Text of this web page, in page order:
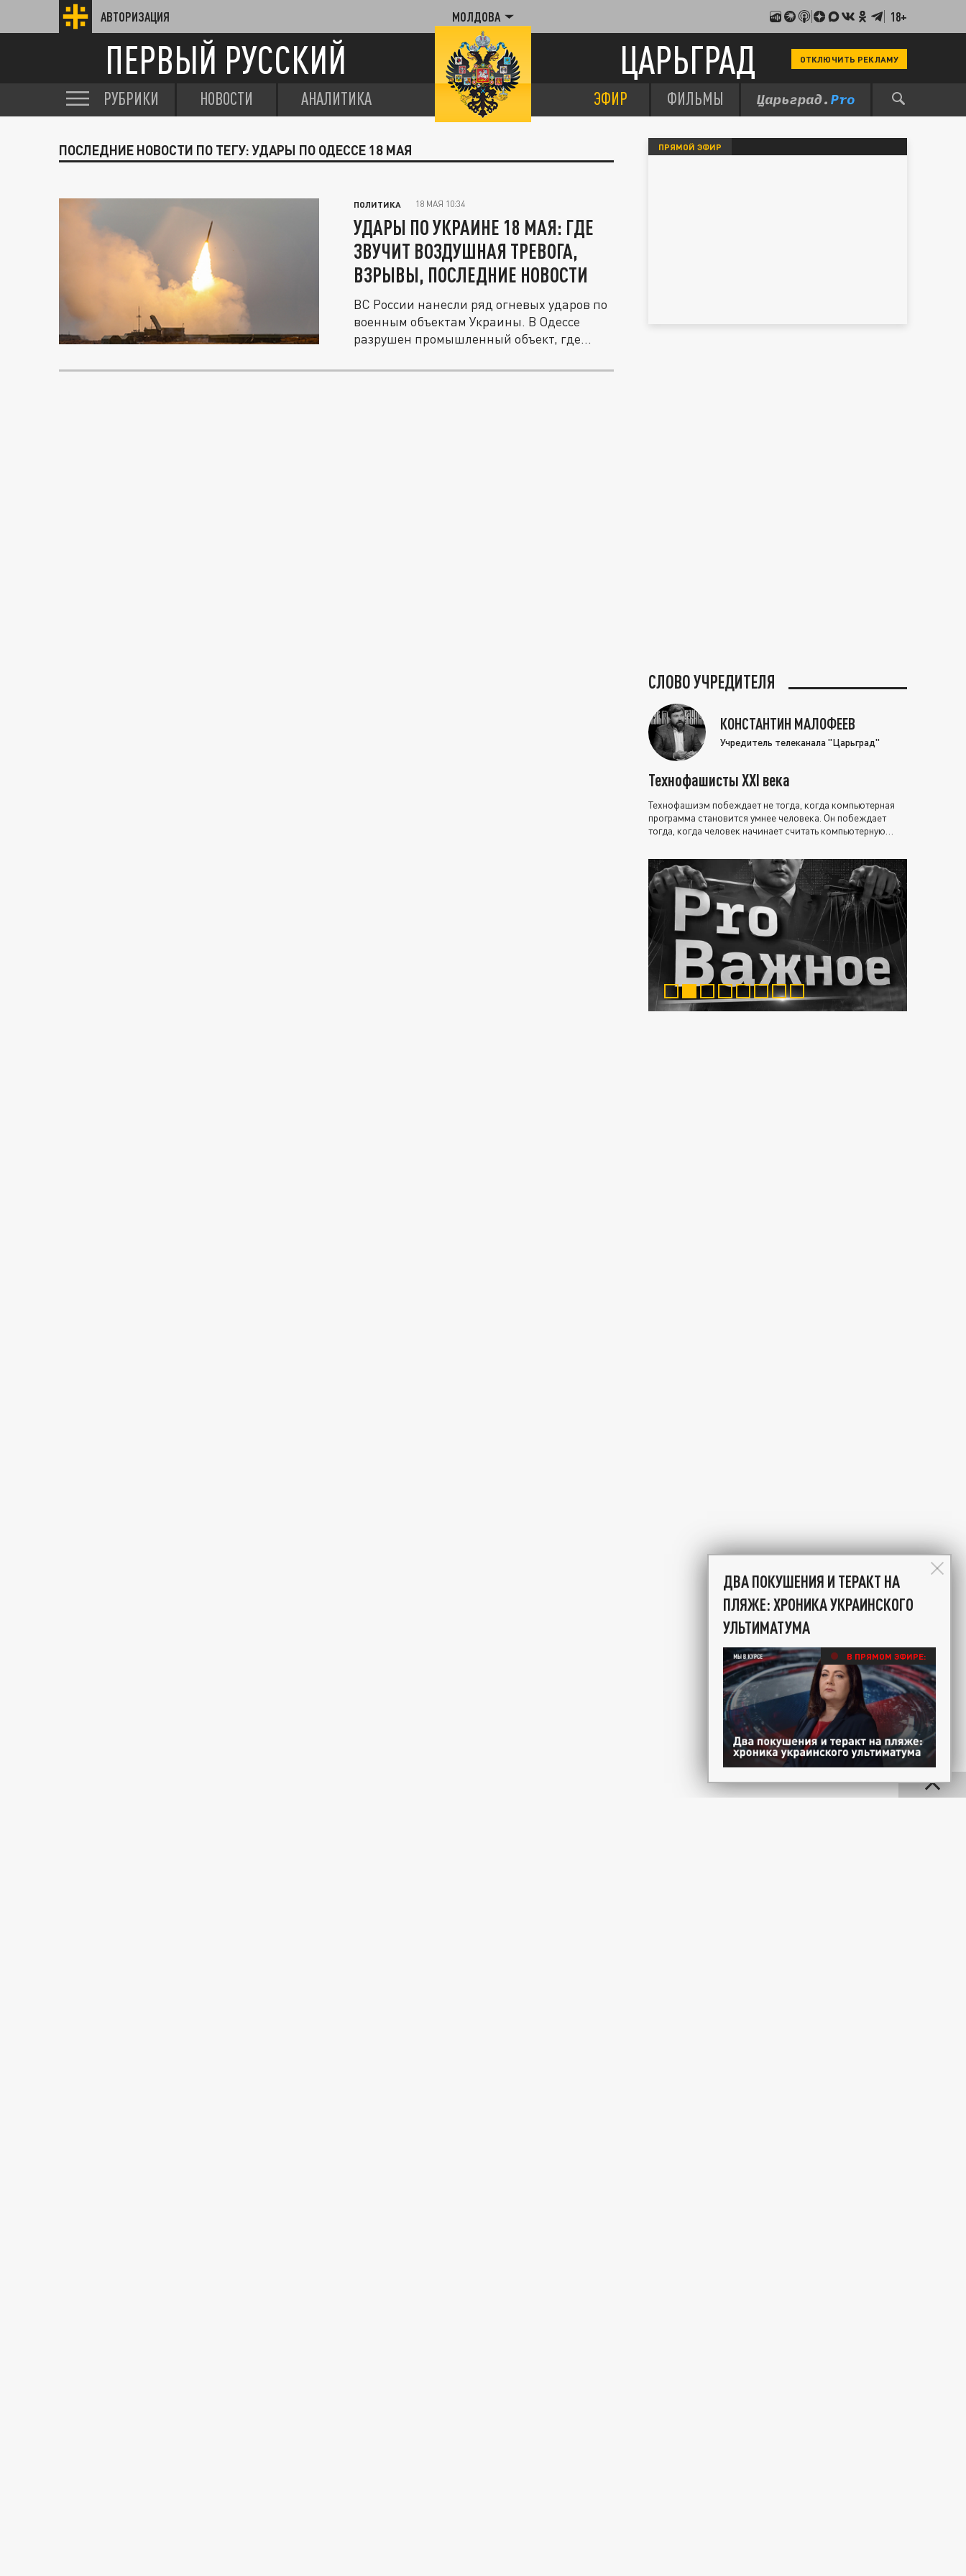
АВТОРИЗАЦИЯ МОЛДОВА 18+
ПЕРВЫЙ РУССКИЙ ЦАРЬГРАД ОТКЛЮЧИТЬ РЕКЛАМУ
РУБРИКИ НОВОСТИ АНАЛИТИКА ЭФИР ФИЛЬМЫ
ПОСЛЕДНИЕ НОВОСТИ ПО ТЕГУ: УДАРЫ ПО ОДЕССЕ 18 МАЯ
ПОЛИТИКА 18 МАЯ 10:34
УДАРЫ ПО УКРАИНЕ 18 МАЯ: ГДЕ
ЗВУЧИТ ВОЗДУШНАЯ ТРЕВОГА,
ВЗРЫВЫ, ПОСЛЕДНИЕ НОВОСТИ
ВС России нанесли ряд огневых ударов по
военным объектам Украины. В Одессе
разрушен промышленный объект, где...
ПРЯМОЙ ЭФИР
СЛОВО УЧРЕДИТЕЛЯ
КОНСТАНТИН МАЛОФЕЕВ
Учредитель телеканала "Царьград"
Технофашисты XXI века
Технофашизм побеждает не тогда, когда компьютерная
программа становится умнее человека. Он побеждает
тогда, когда человек начинает считать компьютерную
ДВА ПОКУШЕНИЯ И ТЕРАКТ НА
ПЛЯЖЕ: ХРОНИКА УКРАИНСКОГО
УЛЬТИМАТУМА
В ПРЯМОМ ЭФИРЕ: